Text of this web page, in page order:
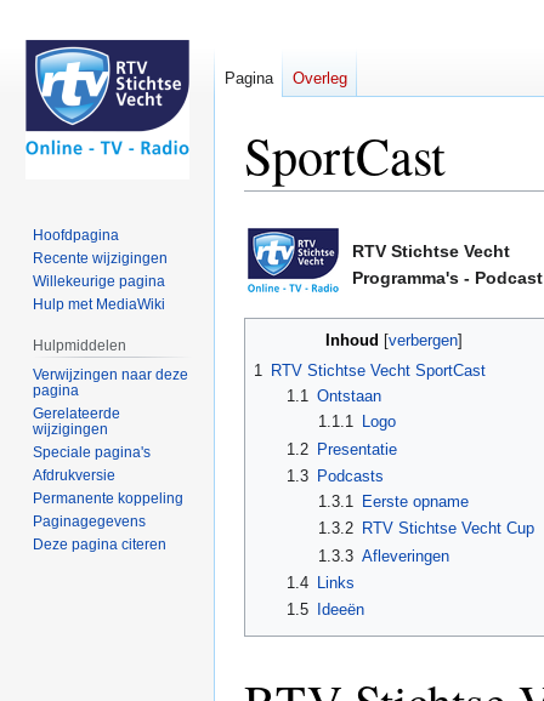
SportCast
Naar
navigatie
springen
Naar
zoeken
springen
RTV Stichtse Vecht
Programma's -
Inhoud
1 RTV Stichtse Vecht SportCast
1.1 Ontstaan
1.1.1 Logo
1.2
Presentatie
1.3
Podcasts
1.3.1 Eerste opname
1.3.2 RTV Stichtse Vecht Cup
1.3.3 Afleveringen
1.4
Links
1.5
Ideeën
Pagina Overleg
Hoofdpagina
Recente wijzigingen
Willekeurige pagina
Hulp met MediaWiki
Hulpmiddelen
Verwijzingen naar deze
pagina
Gerelateerde
wijzigingen
Speciale pagina's
Afdrukversie
Permanente koppeling
Paginagegevens
Deze pagina citeren